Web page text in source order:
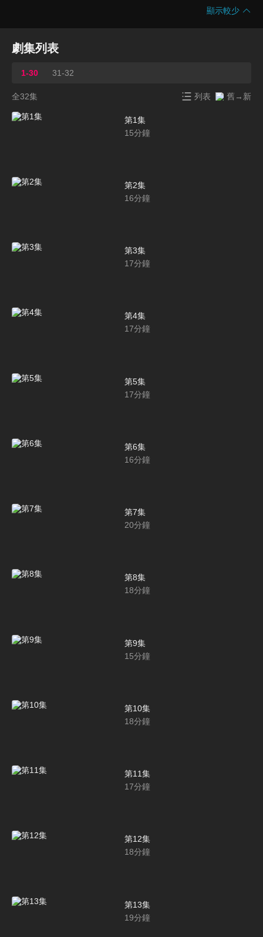
顯示較少
劇集列表
1-30 31-32
全32集 列表 舊→新
第1集
15分鐘
第2集
16分鐘
第3集
17分鐘
第4集
17分鐘
第5集
17分鐘
第6集
16分鐘
第7集
20分鐘
第8集
18分鐘
第9集
15分鐘
第10集
18分鐘
第11集
17分鐘
第12集
18分鐘
第13集
19分鐘